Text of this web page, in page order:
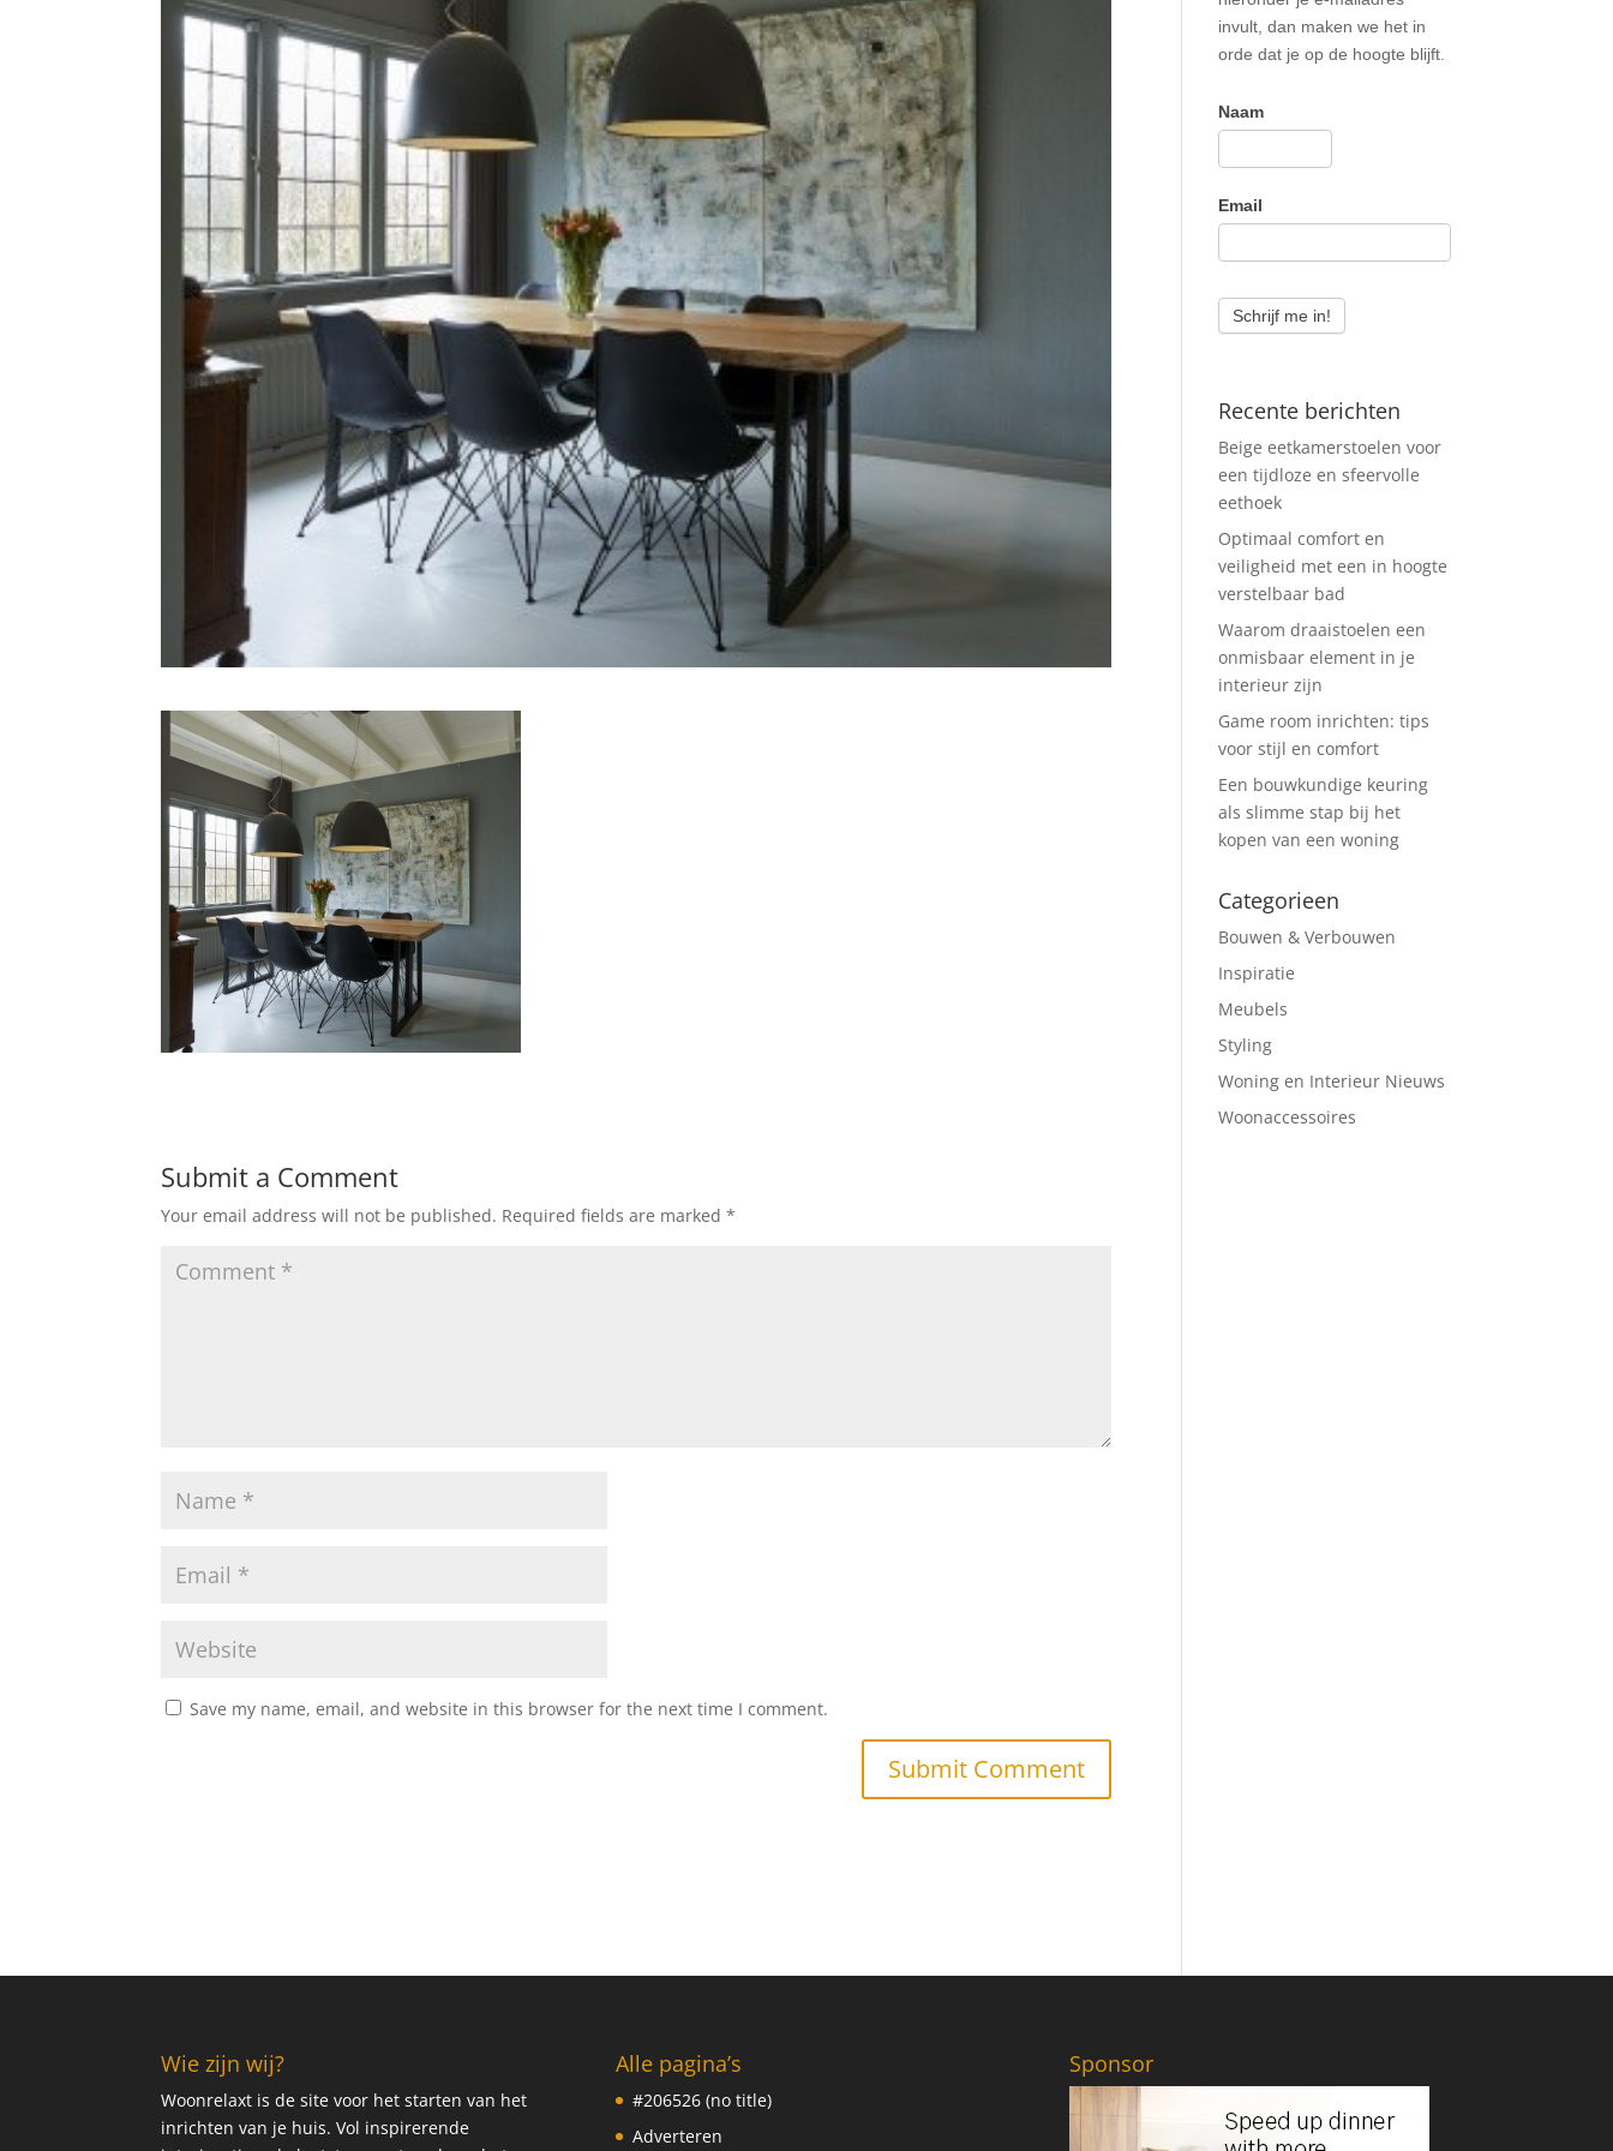
Submit a Comment
Your email address will not be published. Required fields are marked*
Save my name, email, and website in this browser for the next time I comment.
invult, dan maken we het in
orde dat je op de hoogte blijft.
Naam
Email
Schrijf me in!
Recente berichten
Beige eetkamerstoelen voor
een tijdloze en sfeervolle
eethoek
Optimaal comfort en
veiligheid met een in hoogte
verstelbaar bad
Waarom draaistoelen een
onmisbaar element in je
interieur zijn
Game room inrichten: tips
voor stijl en comfort
Een bouwkundige keuring
als slimme stap bij het
kopen van een woning
Categorieen
Bouwen & Verbouwen
Inspiratie
Meubels
Styling
Woning en Interieur Nieuws
Woonaccessoires
Wie zijn wij?
Woonrelaxt is de site voor het starten van het
inrichten van je huis. Vol inspirerende
Alle pagina’s
#206526 (no title)
Adverteren
Sponsor